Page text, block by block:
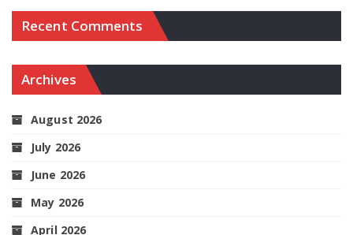
Recent Comments
Archives
August 2026
July 2026
June 2026
May 2026
April 2026